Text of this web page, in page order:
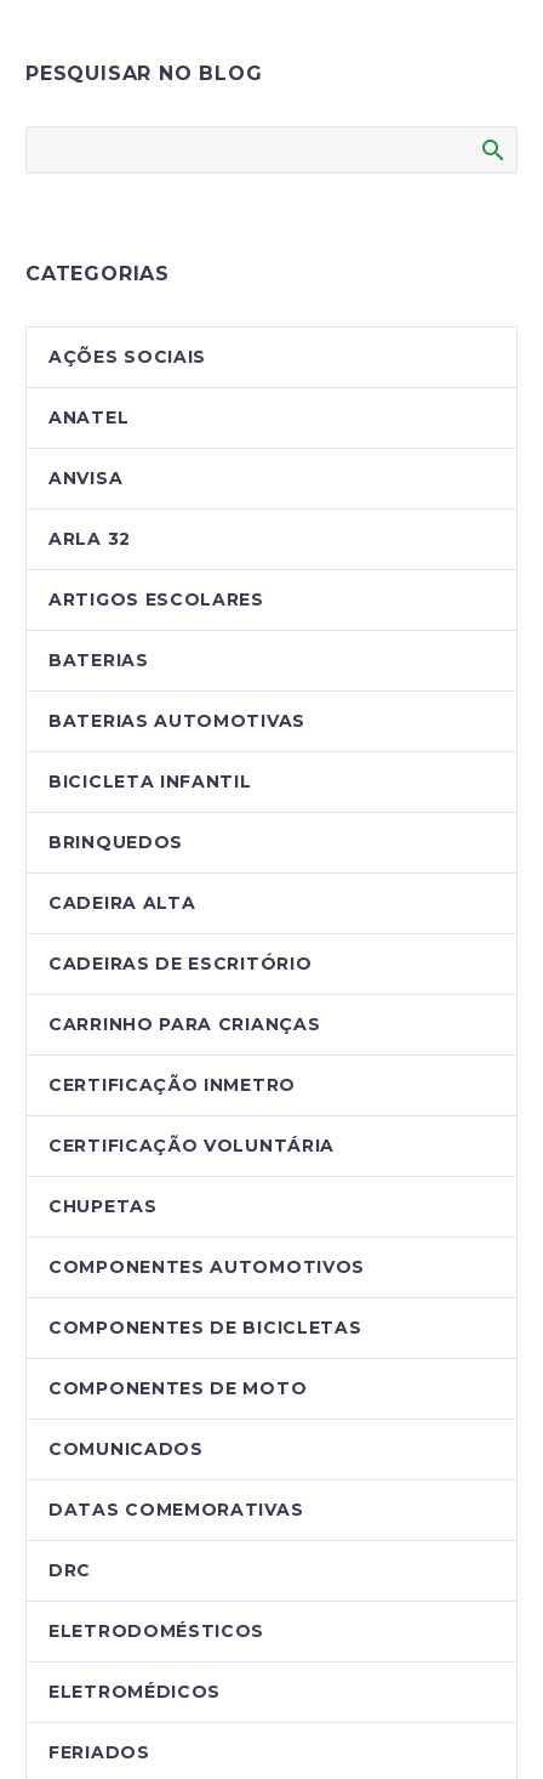
PESQUISAR NO BLOG
CATEGORIAS
AÇÕES SOCIAIS
ANATEL
ANVISA
ARLA 32
ARTIGOS ESCOLARES
BATERIAS
BATERIAS AUTOMOTIVAS
BICICLETA INFANTIL
BRINQUEDOS
CADEIRA ALTA
CADEIRAS DE ESCRITÓRIO
CARRINHO PARA CRIANÇAS
CERTIFICAÇÃO INMETRO
CERTIFICAÇÃO VOLUNTÁRIA
CHUPETAS
COMPONENTES AUTOMOTIVOS
COMPONENTES DE BICICLETAS
COMPONENTES DE MOTO
COMUNICADOS
DATAS COMEMORATIVAS
DRC
ELETRODOMÉSTICOS
ELETROMÉDICOS
FERIADOS